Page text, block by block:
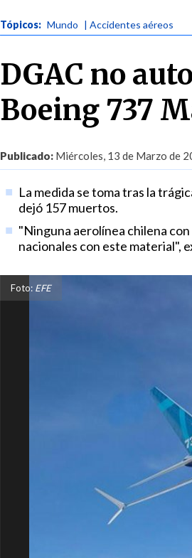
Tópicos: Mundo | Accidentes aéreos
DGAC no
Boeing 737
Publicado: Miércoles, 13 de Marzo de
La medida se toma tras la
dejó 157 muertos.
"Ninguna aerolínea chilena
nacionales con este material",
Foto: EFE